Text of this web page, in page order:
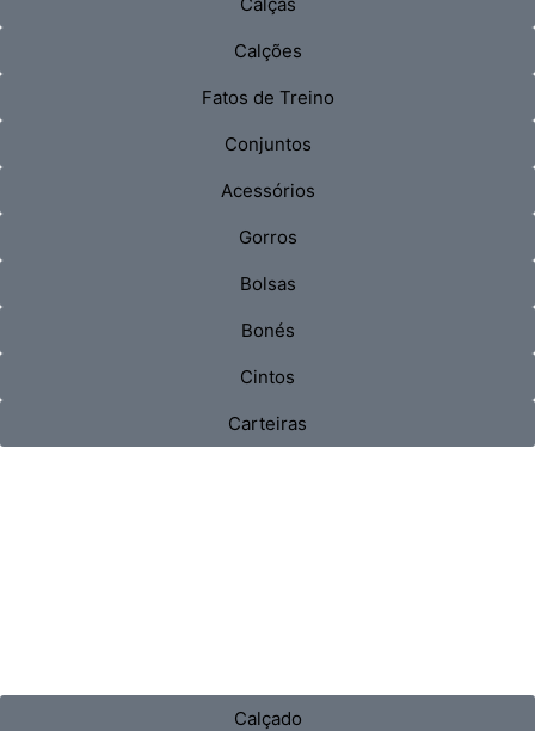
Calções
Fatos de Treino
Conjuntos
Acessórios
Gorros
Bolsas
Bonés
Cintos
Carteiras
Calçado